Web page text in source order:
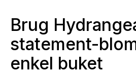
Brug
statement-
enkel buket